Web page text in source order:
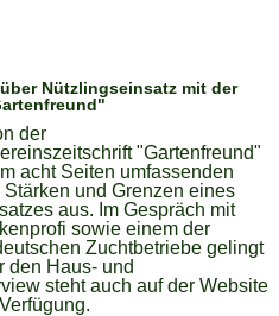
Nützlingseinsatz mit der
der
"Gartenfreund"
acht Seiten umfassenden
Stärken und Grenzen eines
aus. Im Gespräch mit
sowie einem der
Zuchtbetriebe gelingt
den Haus- und
steht auch auf der Website